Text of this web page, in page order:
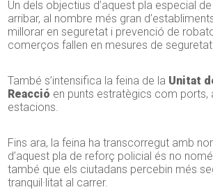
Un dels objectius d’aquest pla especial
arribar, al nombre més gran
millorar en seguretat i prevenció de
comerços fallen en mesures de
També s’intensifica la feina de la Unitat
Reacció en punts estratègics com ports,
estacions.
Fins ara, la feina ha transcorregut amb
d’aquest pla de reforç policial és no
també que els ciutadans percebin més
tranquil·litat al carrer.